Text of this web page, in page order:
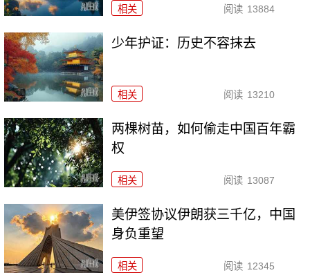
相关 阅读 13884
少年护证：历史不容抹去
相关 阅读 13210
两棵树苗，如何偷走中国百年霸
权
相关 阅读 13087
美伊签协议伊朗获三千亿，中国
身负重望
相关 阅读 12345